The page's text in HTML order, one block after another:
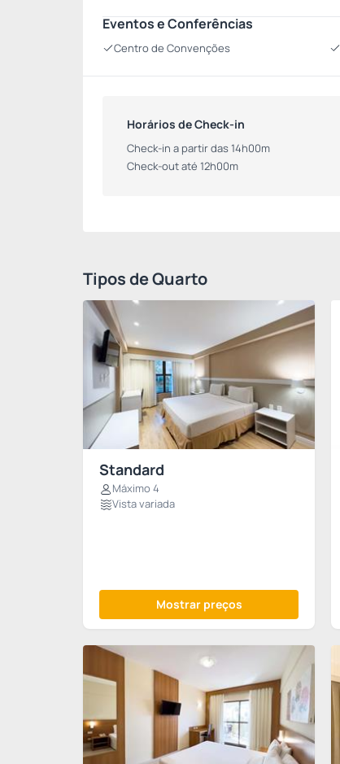
Eventos e Conferências
Centro de Convenções
Horários de Check-in
Check-in a partir das 14h00m
Check-out até 12h00m
Tipos de Quarto
Standard
Máximo 4
Vista variada
Mostrar preços